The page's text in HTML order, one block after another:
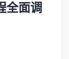
全面调